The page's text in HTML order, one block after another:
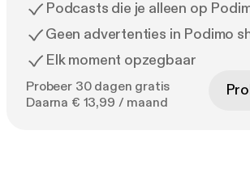
Podcasts die je alleen op
Geen advertenties in Podimo
Elk moment opzegbaar
Probeer 30 dagen gratis
Daarna € 13,99 / maand